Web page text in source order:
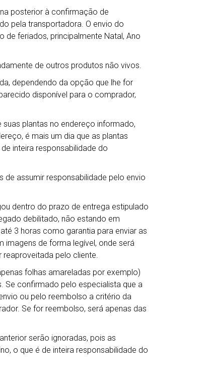
posterior à confirmação de
pela transportadora. O envio do
feriados, principalmente Natal, Ano
de outros produtos não vivos.
dependendo da opção que lhe for
disponível para o comprador,
plantas no endereço informado,
é mais um dia que as plantas
inteira responsabilidade do
de assumir responsabilidade pelo envio
dentro do prazo de entrega estipulado
debilitado, não estando em
3 horas como garantia para enviar as
imagens de forma legível, onde será
pelo cliente.
folhas amareladas por exemplo)
Se confirmado pelo especialista que a
ou pelo reembolso a critério da
Se for reembolso, será apenas das
serão ignoradas, pois as
o que é de inteira responsabilidade do